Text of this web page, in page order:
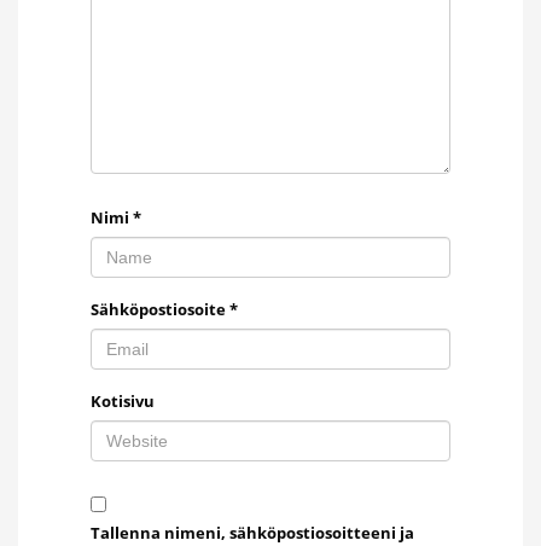
Nimi *
Sähköpostiosoite*
Kotisivu
Tallenna nimeni, sähköpostiosoitteeni ja